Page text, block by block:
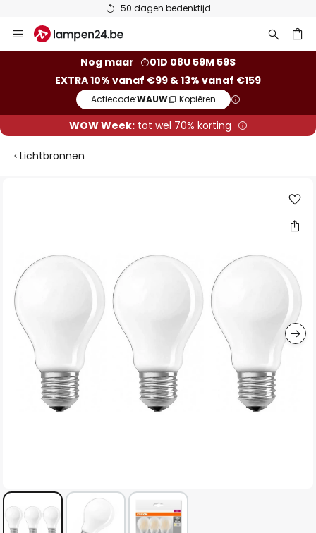
50 dagen bedenktijd
naar
Nog maar
01D 08U 59M 59S
EXTRA 10% vanaf €99 & 13% vanaf €159
Actiecode:WAUW Kopiëren
WOW Week:tot wel 70% korting
Lichtbronnen
afbeeldingen-
gallerij